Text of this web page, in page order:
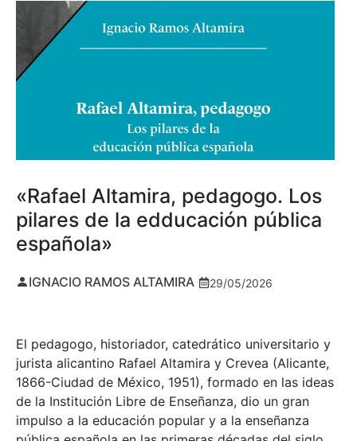
«Rafael Altamira, pedagogo. Los
pilares de la edducación pública
española»
IGNACIO RAMOS ALTAMIRA 29/05/2026
El pedagogo, historiador, catedrático universitario y
jurista alicantino Rafael Altamira y Crevea (Alicante,
1866-Ciudad de México, 1951), formado en las ideas
de la Institución Libre de Enseñanza, dio un gran
impulso a la educación popular y a la enseñanza